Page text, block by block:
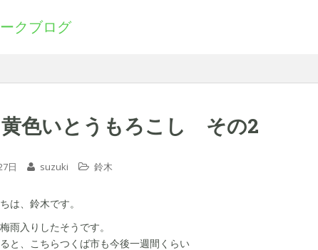
クブログ
色いとうもろこし その2
日 suzuki 鈴木
は、鈴木です。
雨入りしたそうです。
と、こちらつくば市も今後一週間くらい